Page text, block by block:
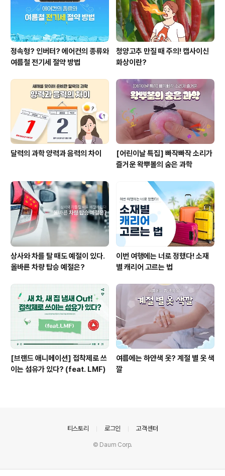
중소벤처기업부가 공동으로 운영하는 사업인데요...
정속형? 인버터? 에어컨의 종류와
여름철 전기세 절약 방법
청양고추 만질 때 주의! 캡사이신
화상이란?
달력의 과학 양력과 음력의 차이
[어린이날 특집] 빠작빠작 소리가
즐거운 왁뿌볼의 숨은 과학
상사와 차를 탈 때도 예절이 있다.
올바른 차량 탑승 예절은?
이번 여행에는 너로 정했다! 소재
별 캐리어 고르는 법
[브랜드 애니메이션] 접착제로 쓰
이는 섬유가 있다? (feat. LMF)
여름에는 하얀색 옷? 계절 별 옷 색
깔
티스토리 로그인 고객센터
© Daum Corp.